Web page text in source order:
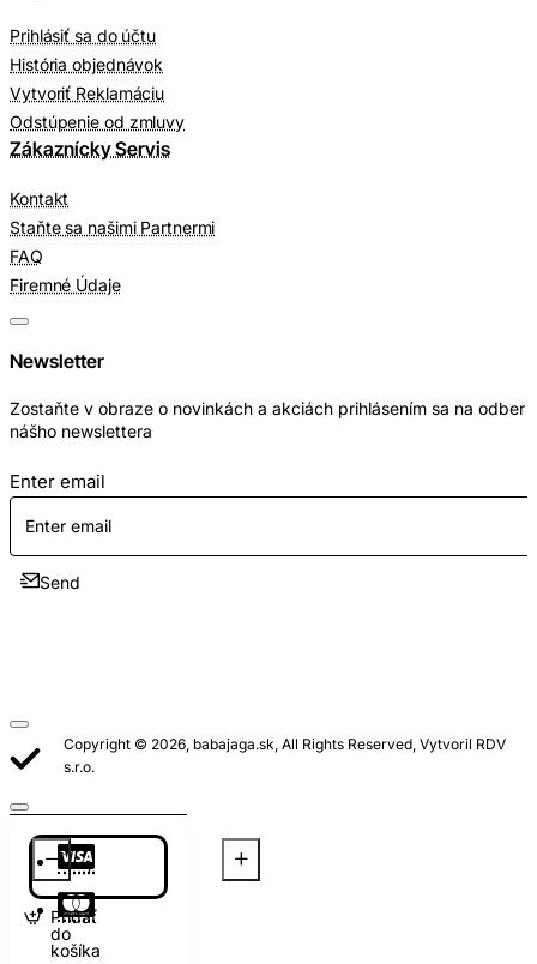
Pridať
do
košíka
Prihlásiť sa do účtu
História objednávok
Vytvoriť Reklamáciu
Odstúpenie od zmluvy
Zákaznícky Servis
Kontakt
Staňte sa našimi Partnermi
FAQ
Firemné Údaje
Newsletter
Zostaňte v obraze o novinkách a akciách prihlásením sa na odber
nášho newslettera
Enter email
Send
Copyright © 2026, babajaga.sk, All Rights Reserved, Vytvoril RDV
s.r.o.